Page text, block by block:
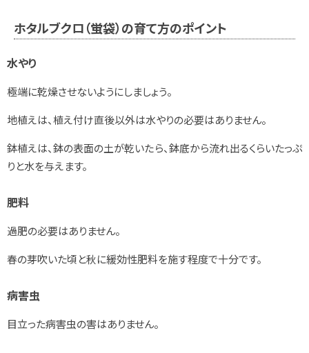
ホタルブクロ（蛍袋）の育て方のポイント
水やり
極端に乾燥させないようにしましょう。
地植えは、植え付け直後以外は水やりの必要はありません。
鉢植えは、鉢の表面の土が乾いたら、鉢底から流れ出るくらいたっぷ
りと水を与えます。
肥料
過肥の必要はありません。
春の芽吹いた頃と秋に緩効性肥料を施す程度で十分です。
病害虫
目立った病害虫の害はありません。